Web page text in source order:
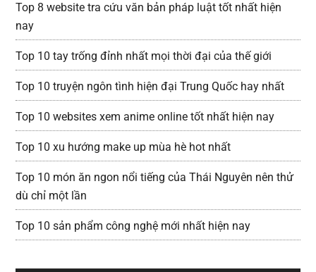
Top 8 website tra cứu văn bản pháp luật tốt nhất hiện
nay
Top 10 tay trống đỉnh nhất mọi thời đại của thế giới
Top 10 truyện ngôn tình hiện đại Trung Quốc hay nhất
Top 10 websites xem anime online tốt nhất hiện nay
Top 10 xu hướng make up mùa hè hot nhất
Top 10 món ăn ngon nổi tiếng của Thái Nguyên nên thử
dù chỉ một lần
Top 10 sản phẩm công nghệ mới nhất hiện nay